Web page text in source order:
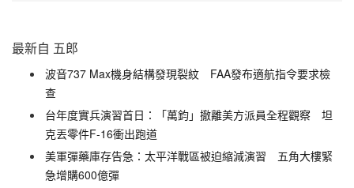
最新自 五郎
波音737 Max機身結構發現裂紋 FAA發布適航指令要求檢
查
台年度實兵演習首日：「萬鈞」撤離美方派員全程觀察 坦
克丟零件F-16衝出跑道
美軍彈藥庫存告急：太平洋戰區被迫縮減演習 五角大樓緊
急增購600億彈